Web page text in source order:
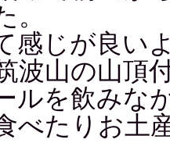
。
感じが良い
波山の山頂
ルを飲みな
べたりお土